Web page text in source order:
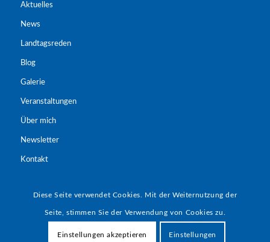
Aktuelles
News
Landtagsreden
Blog
Galerie
Veranstaltungen
Über mich
Newsletter
Kontakt
Diese Seite verwendet Cookies. Mit der Weiternutzung der
Seite, stimmen Sie der Verwendung von Cookies zu.
Einstellungen akzeptieren Einstellungen